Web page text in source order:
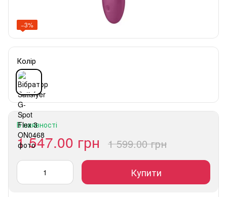
−3%
Колір
В наявності
1 547.00 грн 1 599.00 грн
Купити